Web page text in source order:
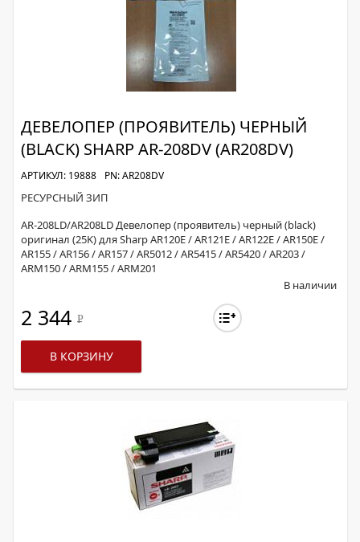
ДЕВЕЛОПЕР (ПРОЯВИТЕЛЬ) ЧЕРНЫЙ
(BLACK) SHARP AR-208DV (AR208DV)
АРТИКУЛ: 19888 PN: AR208DV
РЕСУРСНЫЙ ЗИП
AR-208LD/AR208LD Девелопер (проявитель) черный (black)
оригинал (25K) для Sharp AR120E / AR121E / AR122E / AR150E /
AR155 / AR156 / AR157 / AR5012 / AR5415 / AR5420 / AR203 /
ARM150 / ARM155 / ARM201
В наличии
2 344 Р
В КОРЗИНУ